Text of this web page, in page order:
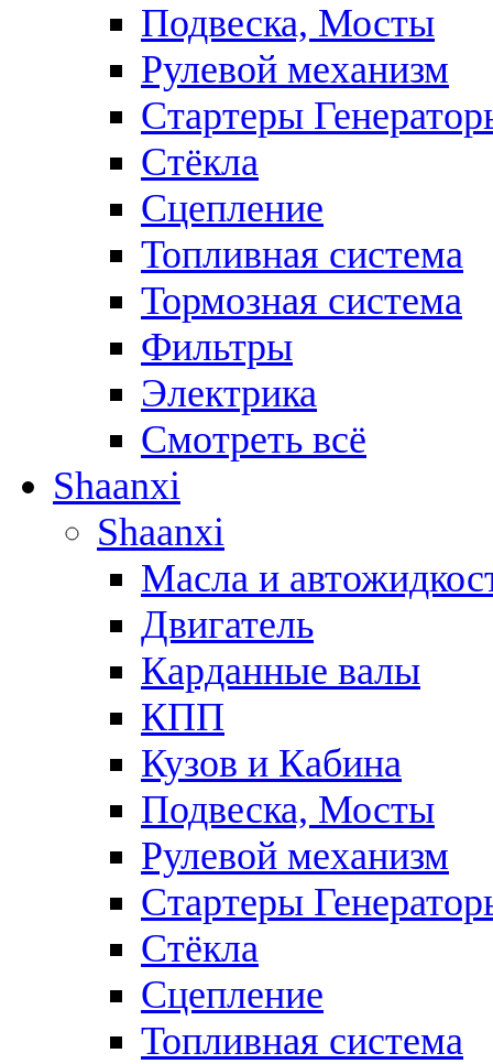
Подвеска, Мосты
Рулевой механизм
Стартеры
Стёкла
Сцепление
Топливная система
Тормозная система
Фильтры
Электрика
Смотреть всё
Shaanxi
Shaanxi
Масла и
Двигатель
Карданные валы
КПП
Кузов и Кабина
Подвеска, Мосты
Рулевой механизм
Стартеры
Стёкла
Сцепление
Топливная система